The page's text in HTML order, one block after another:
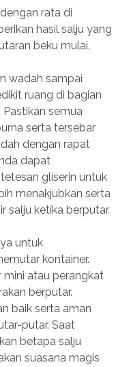
rata di
hasil salju yang
beku mulai.
wadah sampai
ruang di bagian
semua
serta tersebar
dengan rapat
dapat
gliserin untuk
menakjubkan serta
salju ketika berputar.
untuk
kontainer.
atau perangkat
berputar.
baik serta aman
putar. Saat
betapa salju
suasana magis